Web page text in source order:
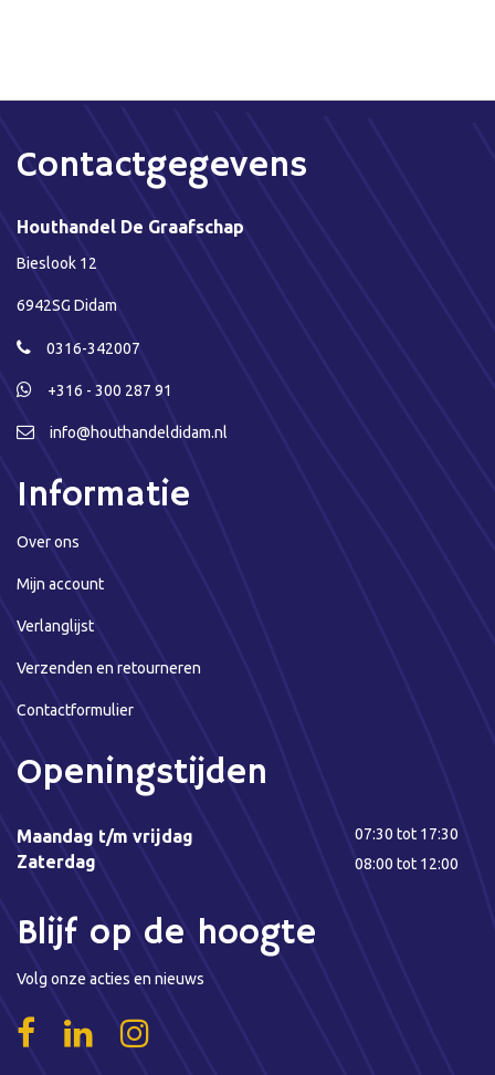
Contactgegevens
Houthandel De Graafschap
Bieslook 12
6942SG Didam
0316-342007
+316 - 300 287 91
info@houthandeldidam.nl
Informatie
Over ons
Mijn account
Verlanglijst
Verzenden en retourneren
Contactformulier
Openingstijden
Maandag t/m vrijdag
Zaterdag
07:30 tot 17:30
08:00 tot 12:00
Blijf op de hoogte
Volg onze acties en nieuws